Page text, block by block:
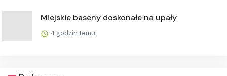
Miejskie baseny doskonałe na upały
4 godzin temu